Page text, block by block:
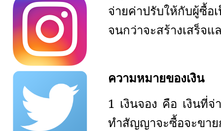
จ่ายค่าปรับให้กับผู้ซื้
จนกว่าจะสร้างเสร็จ
ความหมายของเงิน
1 เงินจอง คือ เงินที่
ทำสัญญาจะซื้อจะขาย